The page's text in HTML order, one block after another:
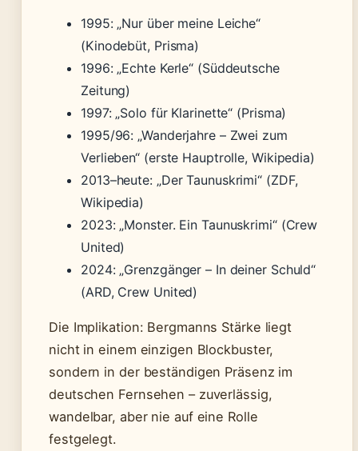
1995: „Nur über meine Leiche“
(Kinodebüt, Prisma)
1996: „Echte Kerle“ (Süddeutsche
Zeitung)
1997: „Solo für Klarinette“ (Prisma)
1995/96: „Wanderjahre – Zwei zum
Verlieben“ (erste Hauptrolle, Wikipedia)
2013–heute: „Der Taunuskrimi“ (ZDF,
Wikipedia)
2023: „Monster. Ein Taunuskrimi“ (Crew
United)
2024: „Grenzgänger – In deiner Schuld“
(ARD, Crew United)
Die Implikation: Bergmanns Stärke liegt
nicht in einem einzigen Blockbuster,
sondern in der beständigen Präsenz im
deutschen Fernsehen – zuverlässig,
wandelbar, aber nie auf eine Rolle
festgelegt.